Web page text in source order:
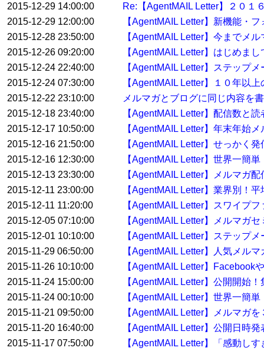
2015-12-29 14:00:00
Re:【AgentMAIL Letter】２０１
2015-12-29 12:00:00
【AgentMAIL Letter】新機能・
2015-12-28 23:50:00
【AgentMAIL Letter】今までメ
2015-12-26 09:20:00
【AgentMAIL Letter】はじめま
2015-12-24 22:40:00
【AgentMAIL Letter】ステップ
2015-12-24 07:30:00
【AgentMAIL Letter】１０年以
2015-12-22 23:10:00
メルマガとブログに同じ内容を
2015-12-18 23:40:00
【AgentMAIL Letter】配信数と
2015-12-17 10:50:00
【AgentMAIL Letter】年末年始
2015-12-16 21:50:00
【AgentMAIL Letter】せっかく
2015-12-16 12:30:00
【AgentMAIL Letter】世界一簡
2015-12-13 23:30:00
【AgentMAIL Letter】メルマガ
2015-12-11 23:00:00
【AgentMAIL Letter】業界別！
2015-12-11 11:20:00
【AgentMAIL Letter】スワイプ
2015-12-05 07:10:00
【AgentMAIL Letter】メルマガ
2015-12-01 10:10:00
【AgentMAIL Letter】ステップ
2015-11-29 06:50:00
【AgentMAIL Letter】人気メル
2015-11-26 10:10:00
【AgentMAIL Letter】Facebook
2015-11-24 15:00:00
【AgentMAIL Letter】公開開始
2015-11-24 00:10:00
【AgentMAIL Letter】世界一簡
2015-11-21 09:50:00
【AgentMAIL Letter】メルマガ
2015-11-20 16:40:00
【AgentMAIL Letter】公開日時
2015-11-17 07:50:00
【AgentMAIL Letter】「感動し